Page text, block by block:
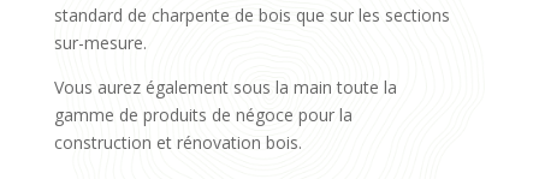
standard de charpente de bois que sur les sections
sur-mesure.
Vous aurez également sous la main toute la
gamme de produits de négoce pour la
construction et rénovation bois.